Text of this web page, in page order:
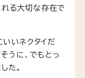
る大切な存在で
いいネクタイだ
うに、でもとっ
た。